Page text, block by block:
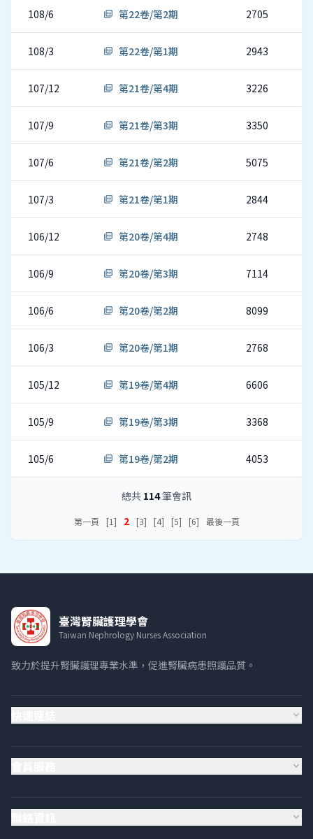
108/6 picture_as_pdf 第22卷/第2期 2705
108/3 picture_as_pdf 第22卷/第1期 2943
107/12 picture_as_pdf 第21卷/第4期 3226
107/9 picture_as_pdf 第21卷/第3期 3350
107/6 picture_as_pdf 第21卷/第2期 5075
107/3 picture_as_pdf 第21卷/第1期 2844
106/12 picture_as_pdf 第20卷/第4期 2748
106/9 picture_as_pdf 第20卷/第3期 7114
106/6 picture_as_pdf 第20卷/第2期 8099
106/3 picture_as_pdf 第20卷/第1期 2768
105/12 picture_as_pdf 第19卷/第4期 6606
105/9 picture_as_pdf 第19卷/第3期 3368
105/6 picture_as_pdf 第19卷/第2期 4053
總共 114筆會訊
第一頁 [1] 2 [3] [4] [5] [6] 最後一頁
臺灣腎臟護理學會
Taiwan Nephrology Nurses Association
致力於提升腎臟護理專業水準，促進腎臟病患照護品質。
expand_more
expand_more
expand_more